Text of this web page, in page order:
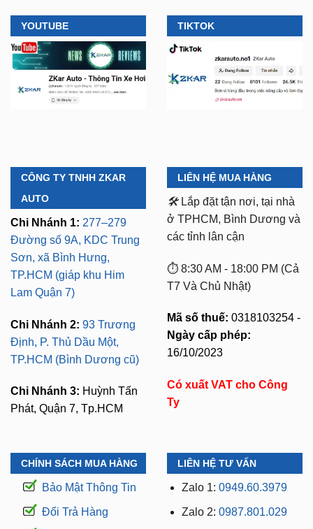
YOUTUBE TIKTOK
CÔNG TY TNHH ZKAR
AUTO
Chi Nhánh 1: 277–279
Đường số 9A, KDC Trung
Sơn, xã Bình Hưng,
TP.HCM (giáp khu Him
Lam Quận 7)
Chi Nhánh 2: 93 Trương
Định, P. Thủ Dầu Một,
TP.HCM (Bình Dương cũ)
Chi Nhánh 3: Huỳnh Tấn
Phát, Quận 7, Tp.HCM
LIÊN HỆ MUA HÀNG
🛠️ Lắp đặt tận nơi, tại nhà
ở TPHCM, Bình Dương và
các tỉnh lân cận
⏱️ 8:30 AM - 18:00 PM (Cả
T7 Và Chủ Nhật)
Mã số thuế: 0318103254 -
Ngày cấp phép:
16/10/2023
Có xuất VAT cho Công
Ty
CHÍNH SÁCH MUA HÀNG
Bảo Mật Thông Tin
Đổi Trả Hàng
LIÊN HỆ TƯ VẤN
Zalo 1: 0949.60.3979
Zalo 2: 0987.801.029